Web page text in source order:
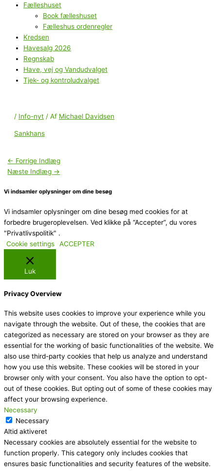
Fælleshuset
Book fælleshuset
Fælleshus ordenregler
Kredsen
Havesalg 2026
Regnskab
Have, vej og Vandudvalget
Tjek- og kontroludvalget
/ Info-nyt / Af Michael Davidsen
Sankhans
← Forrige Indlæg
Næste Indlæg →
Vi indsamler oplysninger om dine besøg
Vi indsamler oplysninger om dine besøg med cookies for at
forbedre brugeroplevelsen. Ved klikke på “Accepter”, du vores
"Privatlivspolitik" .
Cookie settings
ACCEPTER
Luk
Privacy Overview
This website uses cookies to improve your experience while you
navigate through the website. Out of these, the cookies that are
categorized as necessary are stored on your browser as they are
essential for the working of basic functionalities of the website. We
also use third-party cookies that help us analyze and understand
how you use this website. These cookies will be stored in your
browser only with your consent. You also have the option to opt-
out of these cookies. But opting out of some of these cookies may
affect your browsing experience.
Necessary
Necessary
Altid aktiveret
Necessary cookies are absolutely essential for the website to
function properly. This category only includes cookies that
ensures basic functionalities and security features of the website.